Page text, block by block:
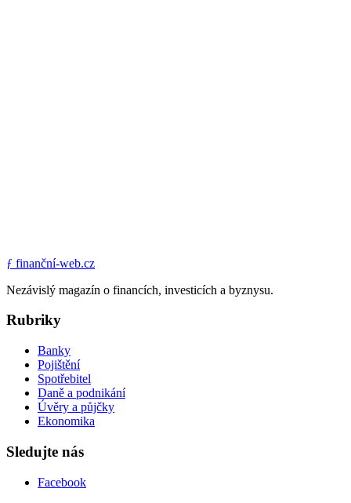
ƒ finanční-web.cz
Nezávislý magazín o financích, investicích a byznysu.
Rubriky
Banky
Pojištění
Spotřebitel
Daně a podnikání
Úvěry a půjčky
Ekonomika
Sledujte nás
Facebook